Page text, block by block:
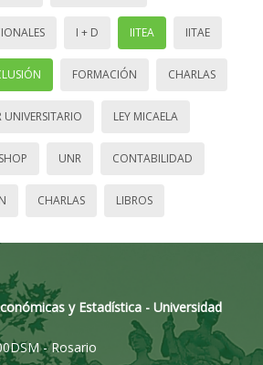
I + D IITEA IITAE
FORMACIÓN CHARLAS
UNIVERSITARIO LEY MICAELA
UNR CONTABILIDAD
CHARLAS LIBROS
y Estadística - Universidad
- Rosario